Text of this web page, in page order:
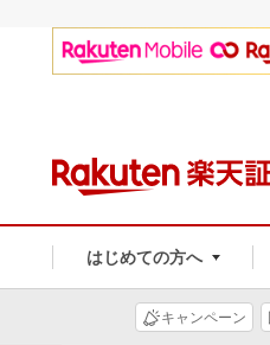
はじめての方へ
キャンペーン